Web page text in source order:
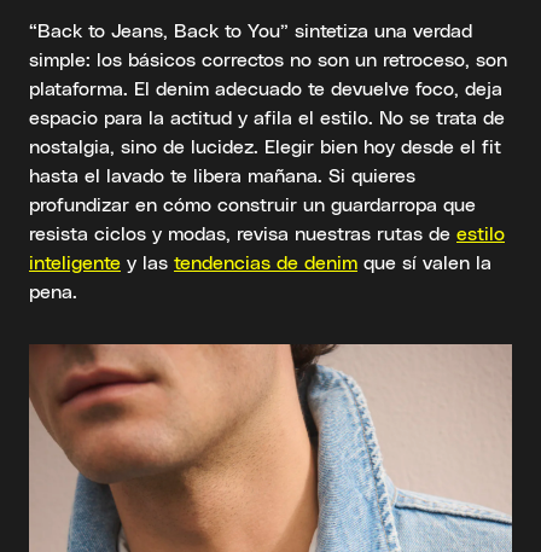
“Back to Jeans, Back to You” sintetiza una verdad
simple: los básicos correctos no son un retroceso, son
plataforma. El denim adecuado te devuelve foco, deja
espacio para la actitud y afila el estilo. No se trata de
nostalgia, sino de lucidez. Elegir bien hoy desde el fit
hasta el lavado te libera mañana. Si quieres
profundizar en cómo construir un guardarropa que
resista ciclos y modas, revisa nuestras rutas de estilo
inteligente y las tendencias de denim que sí valen la
pena.